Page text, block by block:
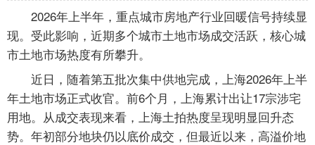
2026年上半年，重点城市房地产行业回暖信号持续显
现。受此影响，近期多个城市土地市场成交活跃，核心城
市土地市场热度有所攀升。
近日，随着第五批次集中供地完成，上海2026年上半
年土地市场正式收官。前6个月，上海累计出让17宗涉宅
用地。从成交表现来看，上海土拍热度呈现明显回升态
势。年初部分地块仍以底价成交，但最近以来，高溢价地